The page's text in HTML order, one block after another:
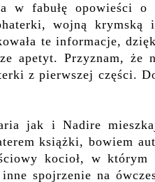
w fabułę opowieści
wojną krymską
te informacje,
apetyt. Przyznam, że
z pierwszej części.
jak i Nadire
książki, bowiem
kocioł, w
spojrzenie na